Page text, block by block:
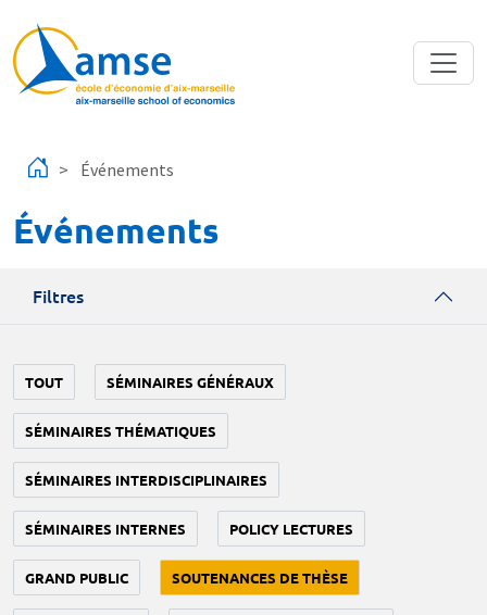
Événements
Événements
Filtres
TOUT SÉMINAIRES GÉNÉRAUX
SÉMINAIRES THÉMATIQUES
SÉMINAIRES INTERDISCIPLINAIRES
SÉMINAIRES INTERNES POLICY LECTURES
GRAND PUBLIC SOUTENANCES DE THÈSE